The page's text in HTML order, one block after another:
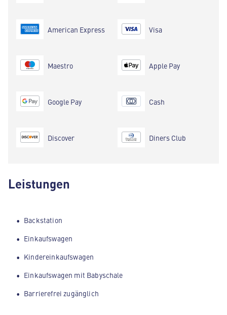
American Express
Maestro
Google Pay
Discover
Visa
Apple Pay
Cash
Diners Club
Leistungen
Backstation
Einkaufswagen
Kindereinkaufswagen
Einkaufswagen mit Babyschale
Barrierefrei zugänglich